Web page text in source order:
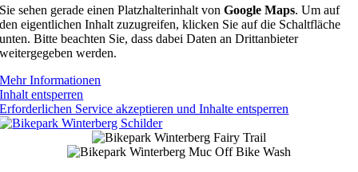
Sie sehen gerade einen Platzhalterinhalt vonGoogle Maps. Um auf
den eigentlichen Inhalt zuzugreifen, klicken Sie auf die Schaltfläche
unten. Bitte beachten Sie, dass dabei Daten an Drittanbieter
weitergegeben werden.
Mehr Informationen
Inhalt entsperren
Erforderlichen Service akzeptieren und Inhalte entsperren